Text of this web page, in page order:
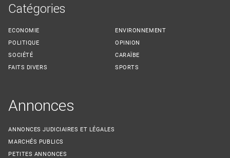
Catégories
ECONOMIE
POLITIQUE
SOCIÉTÉ
FAITS DIVERS
ENVIRONNEMENT
OPINION
CARAÏBE
SPORTS
Annonces
ANNONCES JUDICIAIRES ET LÉGALES
MARCHÉS PUBLICS
PETITES ANNONCES